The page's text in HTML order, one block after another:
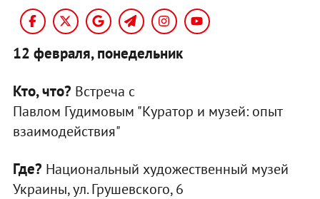
12 февраля, понедельник
Кто, что? Встреча с
Павлом Гудимовым "Куратор и музей: опыт
взаимодействия"
Где? Национальный художественный музей
Украины, ул. Грушевского, 6